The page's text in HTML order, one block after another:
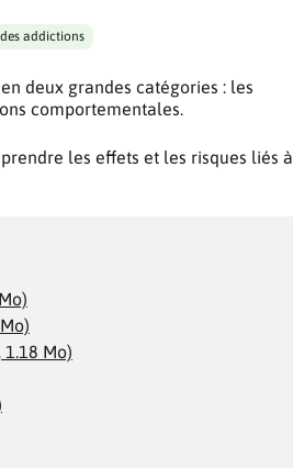
addictions
deux grandes catégories : les
comportementales.
les effets et les risques liés à
Mo)